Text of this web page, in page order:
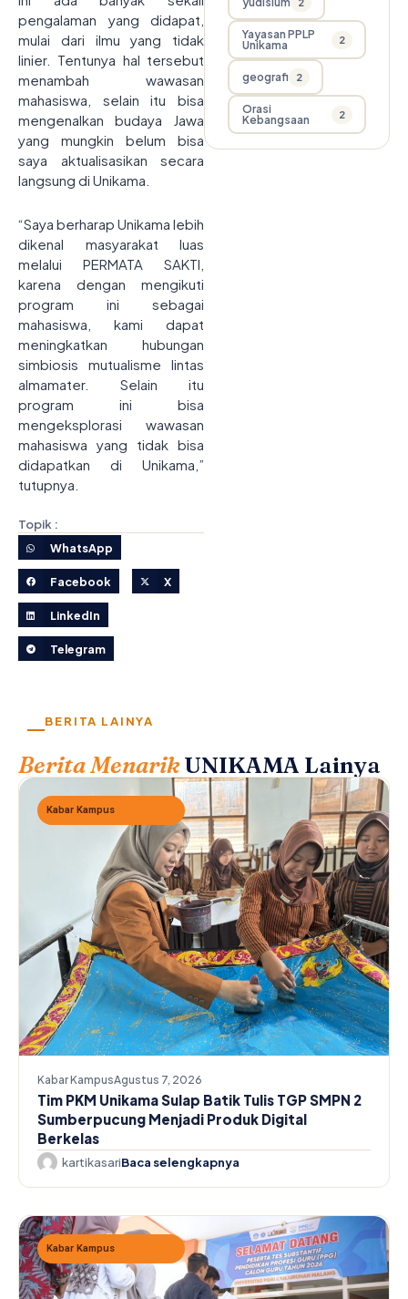
pengalaman yang didapat,
mulai dari ilmu yang tidak
linier. Tentunya hal tersebut
menambah wawasan
mahasiswa, selain itu bisa
mengenalkan budaya Jawa
yang mungkin belum bisa
saya aktualisasikan secara
langsung di Unikama.
“Saya berharap Unikama lebih
dikenal masyarakat luas
melalui PERMATA SAKTI,
karena dengan mengikuti
program ini sebagai
mahasiswa, kami dapat
meningkatkan hubungan
simbiosis mutualisme lintas
almamater. Selain itu
program ini bisa
mengeksplorasi wawasan
mahasiswa yang tidak bisa
didapatkan di Unikama,”
tutupnya.
Topik :
WhatsApp
Facebook X
LinkedIn
Telegram
Yayasan PPLP
Unikama
2
geografi 2
Orasi
Kebangsaan
2
BERITA LAINYA
Berita Menarik UNIKAMA Lainya
Kabar Kampus
Kabar KampusAgustus 7, 2026
Tim PKM Unikama Sulap Batik Tulis TGP SMPN 2
Sumberpucung Menjadi Produk Digital
Berkelas
kartikasariBaca selengkapnya
Kabar Kampus